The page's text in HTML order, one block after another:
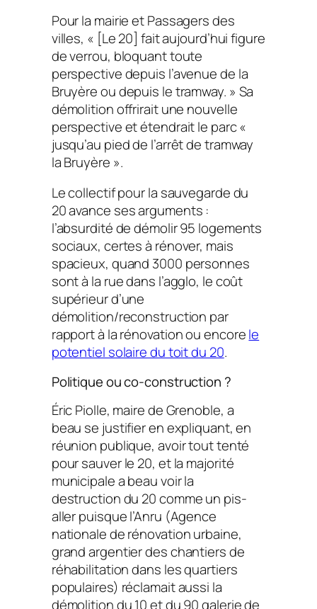
Pour la mairie et Passagers des
villes, « [Le 20] fait aujourd’hui figure
de verrou, bloquant toute
perspective depuis l’avenue de la
Bruyère ou depuis le tramway. » Sa
démolition offrirait une nouvelle
perspective et étendrait le parc «
jusqu’au pied de l’arrêt de tramway
la Bruyère ».
Le collectif pour la sauvegarde du
20 avance ses arguments :
l’absurdité de démolir 95 logements
sociaux, certes à rénover, mais
spacieux, quand 3000 personnes
sont à la rue dans l’agglo, le coût
supérieur d’une
démolition/reconstruction par
rapport à la rénovation ou encorele
potentiel solaire du toit du 20.
Politique ou co-construction ?
Éric Piolle, maire de Grenoble, a
beau se justifier en expliquant, en
réunion publique, avoir tout tenté
pour sauver le 20, et la majorité
municipale a beau voir la
destruction du 20 comme un pis-
aller puisque l’Anru (Agence
nationale de rénovation urbaine,
grand argentier des chantiers de
réhabilitation dans les quartiers
populaires) réclamait aussi la
démolition du 10 et du 90 galerie de